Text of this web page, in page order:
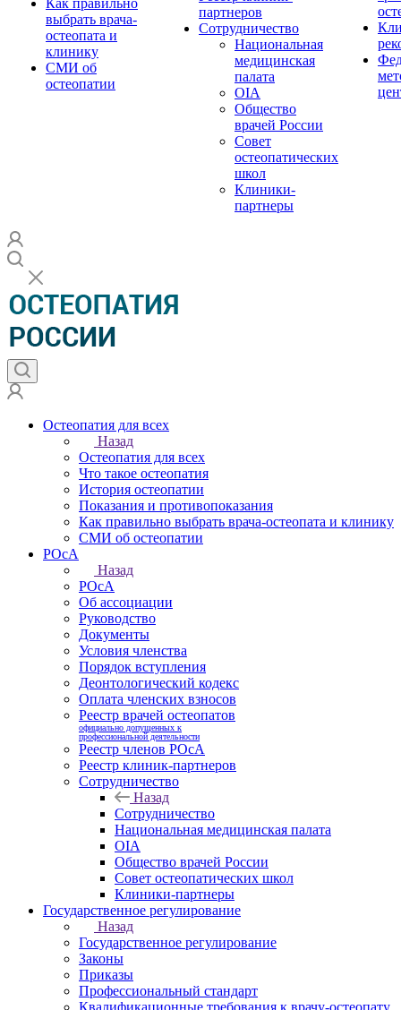
Как правильно
выбрать врача-
остеопата и
клинику
СМИ об
остеопатии
партнеров
Сотрудничество
Национальная
медицинская
палата
OIA
Общество
врачей России
Совет
остеопатических
школ
Клиники-
партнеры
Остеопатия для всех
Назад
Остеопатия для всех
Что такое остеопатия
История остеопатии
Показания и противопоказания
Как правильно выбрать врача-остеопата и клинику
СМИ об остеопатии
РОсА
Назад
РОсА
Об ассоциации
Руководство
Документы
Условия членства
Порядок вступления
Деонтологический кодекс
Оплата членских взносов
Реестр врачей остеопатов
официально допущенных к
профессиональной деятельности
Реестр членов РОсА
Реестр клиник-партнеров
Сотрудничество
Назад
Сотрудничество
Национальная медицинская палата
OIA
Общество врачей России
Совет остеопатических школ
Клиники-партнеры
Государственное регулирование
Назад
Государственное регулирование
Законы
Приказы
Профессиональный стандарт
Квалификационные требования к врачу-остеопату